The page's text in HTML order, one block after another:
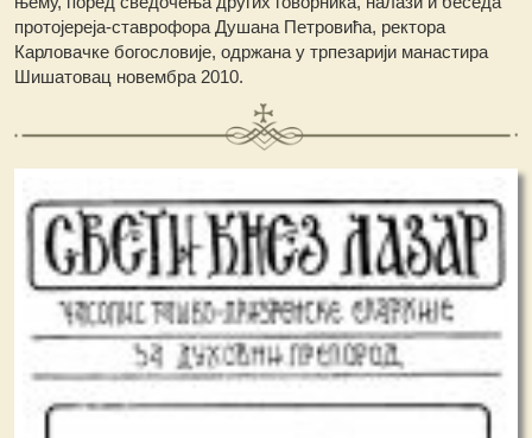
протојереја-ставрофора Душана Петровића, ректора
Карловачке богословије, одржана у трпезарији манастира
Шишатовац новембра 2010.